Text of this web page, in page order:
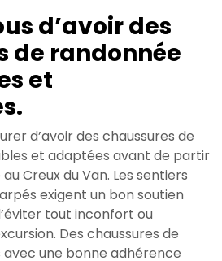
d’avoir des
de randonnée
et
d’avoir des chaussures de
et adaptées avant de partir
Creux du Van. Les sentiers
exigent un bon soutien
tout inconfort ou
Des chaussures de
une bonne adhérence